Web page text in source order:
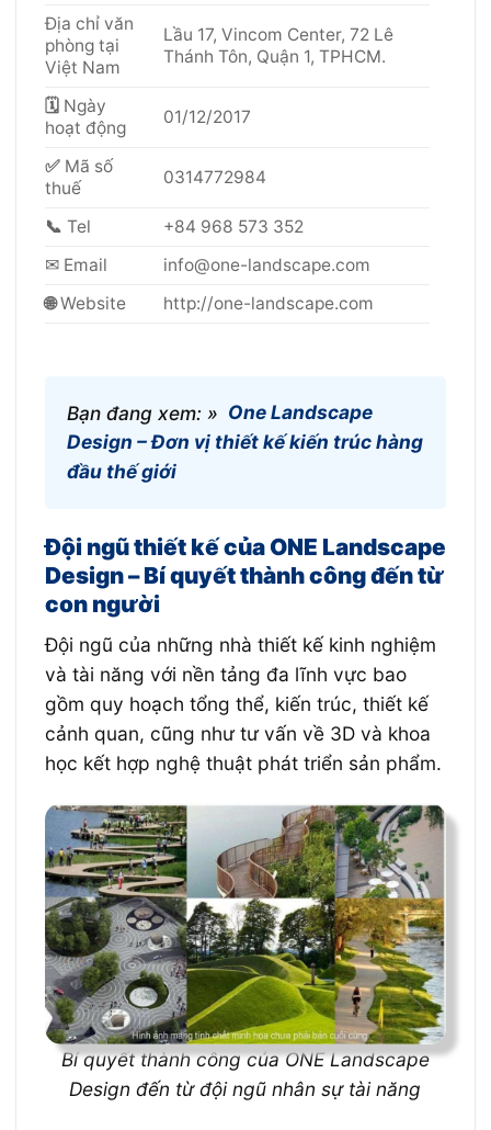
Địa chỉ văn
phòng tại
Việt Nam
Lầu 17, Vincom Center, 72 Lê
Thánh Tôn, Quận 1, TPHCM.
🗓 Ngày
hoạt động
01/12/2017
✅ Mã số
thuế
0314772984
📞 Tel
+84 968 573 352
✉ Email
info@one-landscape.com
🌐Website http://one-landscape.com
Bạn đang xem: » One Landscape
Design – Đơn vị thiết kế kiến trúc hàng
đầu thế giới
Đội ngũ thiết kế của ONE Landscape
Design – Bí quyết thành công đến từ
con người
Đội ngũ của những nhà thiết kế kinh nghiệm
và tài năng với nền tảng đa lĩnh vực bao
gồm quy hoạch tổng thể, kiến trúc, thiết kế
cảnh quan, cũng như tư vấn về 3D và khoa
học kết hợp nghệ thuật phát triển sản phẩm.
Bí quyết thành công của ONE Landscape
Design đến từ đội ngũ nhân sự tài năng